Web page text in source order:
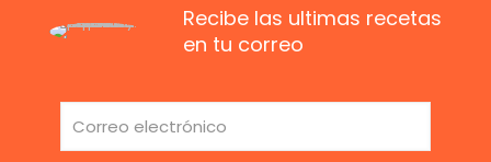
Recibe las ultimas recetas
en tu correo